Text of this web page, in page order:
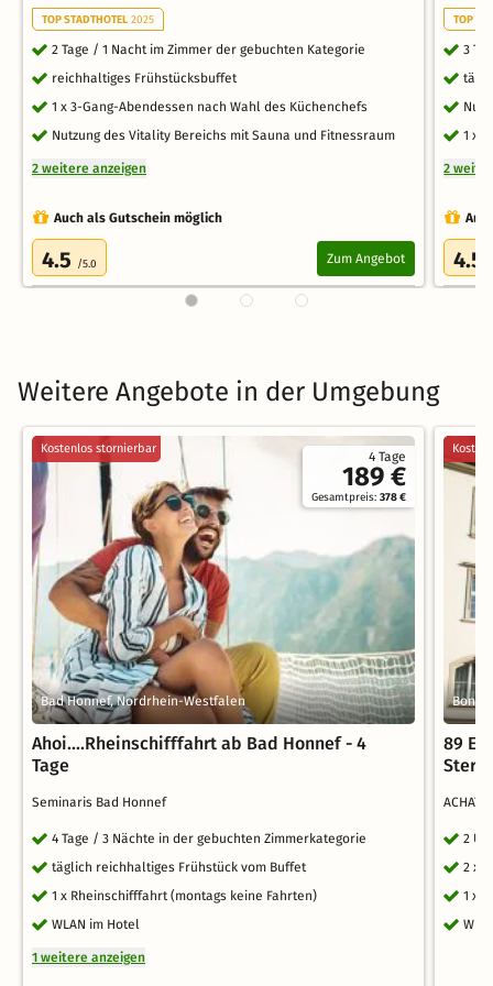
TOP STADTHOTEL 2025
2 Tage / 1 Nacht im Zimmer der gebuchten Kategorie
reichhaltiges Frühstücksbuffet
1 x 3-Gang-Abendessen nach Wahl des Küchenchefs
Nutzung des Vitality Bereichs mit Sauna und Fitnessraum
2 weitere anzeigen
Auch als Gutschein möglich
4.5 /5.0 Zum Angebot
TOP
3
1 x
2
4.5
Weitere Angebote in der Umgebung
4 Tage
189 €
Gesamtpreis:378 €
Kostenlos stornierbar
Bad Honnef, Nordrhein-Westfalen
Ahoi....Rheinschifffahrt ab Bad Honnef - 4
Tage
Seminaris Bad Honnef
4 Tage / 3 Nächte in der gebuchten Zimmerkategorie
täglich reichhaltiges Frühstück vom Buffet
1 x Rheinschifffahrt (montags keine Fahrten)
WLAN im Hotel
1 weitere anzeigen
Bonn,
89
ACHAT
2
2 x
1 x